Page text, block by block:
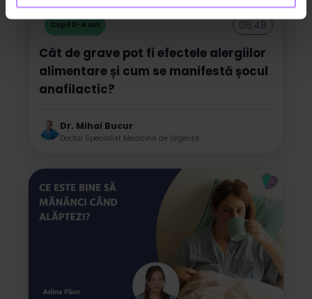
Copil 0-4 ani 06:48
Cât de grave pot fi efectele alergiilor
alimentare și cum se manifestă șocul
anafilactic?
Dr. Mihai Bucur
Doctor Specialist Medicină de Urgență